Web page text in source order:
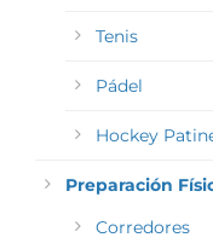
Tenis
Pádel
Hockey
Preparación
Corredores